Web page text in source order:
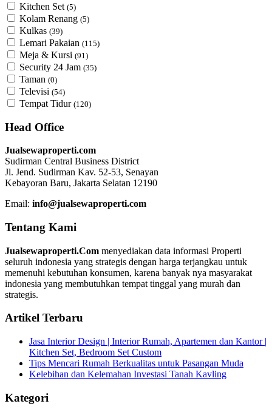
Kitchen Set (5)
Kolam Renang (5)
Kulkas (39)
Lemari Pakaian (115)
Meja & Kursi (91)
Security 24 Jam (35)
Taman (0)
Televisi (54)
Tempat Tidur (120)
Head Office
Jualsewaproperti.com
Sudirman Central Business District
Jl. Jend. Sudirman Kav. 52-53, Senayan
Kebayoran Baru, Jakarta Selatan 12190
Email: info@jualsewaproperti.com
Tentang Kami
Jualsewaproperti.Com menyediakan data informasi Properti
seluruh indonesia yang strategis dengan harga terjangkau untuk
memenuhi kebutuhan konsumen, karena banyak nya masyarakat
indonesia yang membutuhkan tempat tinggal yang murah dan
strategis.
Artikel Terbaru
Jasa Interior Design | Interior Rumah, Apartemen dan Kantor |
Kitchen Set, Bedroom Set Custom
Tips Mencari Rumah Berkualitas untuk Pasangan Muda
Kelebihan dan Kelemahan Investasi Tanah Kavling
Kategori